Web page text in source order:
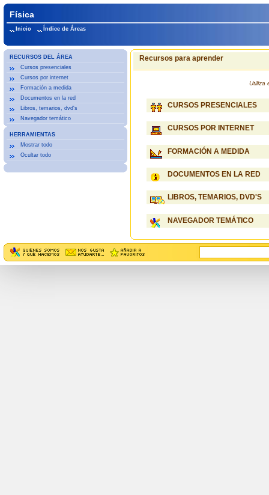
Física
Inicio Índice de Áreas
RECURSOS DEL ÁREA
Cursos presenciales
Cursos por internet
Formación a medida
Documentos en la red
Libros, temarios, dvd's
Navegador temático
HERRAMIENTAS
Mostrar todo
Ocultar todo
Recursos para aprender
Utiliza
CURSOS PRESENCIALES
CURSOS POR INTERNET
FORMACIÓN A MEDIDA
DOCUMENTOS EN LA RED
LIBROS, TEMARIOS, DVD'S
NAVEGADOR TEMÁTICO